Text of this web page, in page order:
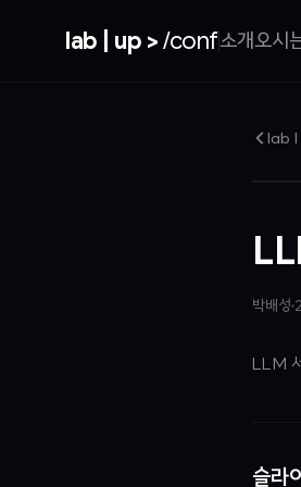
lab | up >/conf소개오시
lab
박배성
LLM
슬라